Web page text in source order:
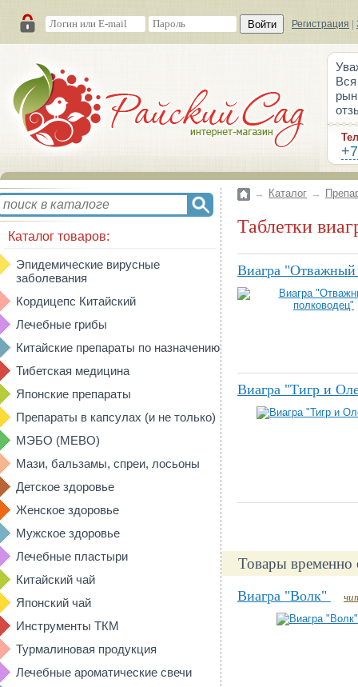
Войти Регистрация
Каталог товаров:
Эпидемические вирусные
заболевания
Кордицепс Китайский
Лечебные грибы
Китайские препараты по назначению
Тибетская медицина
Японские препараты
Препараты в капсулах (и не только)
МЭБО (MEBO)
Мази, бальзамы, спреи, лосьоны
Детское здоровье
Женское здоровье
Мужское здоровье
Лечебные пластыри
Китайский чай
Японский чай
Инструменты ТКМ
Турмалиновая продукция
Лечебные ароматические свечи
→ Каталог →
Таблетки
Виагра "Отважный
Виагра "Тигр и
Товары
Виагра "Волк"